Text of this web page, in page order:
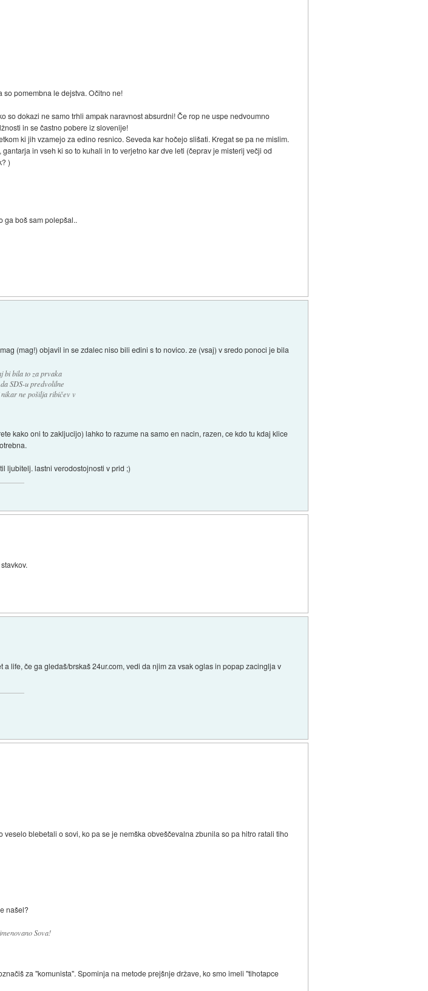
so pomembna le dejstva. Očitno ne!
so dokazi ne samo trhli ampak naravnost absurdni! Če rop ne uspe nedvoumno
in se častno pobere iz slovenije!
ki jih vzamejo za edino resnico. Seveda kar hočejo slišati. Kregat se pa ne mislim.
in vseh ki so to kuhali in to verjetno kar dve leti (čeprav je misterij večji od
)
ga boš sam polepšal..
(mag!) objavil in se zdalec niso bili edini s to novico. ze (vsaj) v sredo ponoci je bila
bi bila to za prvaka
SDS-u predvolilne
ne pošilja ribičev v
kako oni to zakljucijo) lahko to razume na samo en nacin, razen, ce kdo tu kdaj klice
ljubitelj. lastni verodostojnosti v prid ;)
life, če ga gledaš/brskaš 24ur.com, vedi da njim za vsak oglas in popap zacinglja v
blebetali o sovi, ko pa se je nemška obveščevalna zbunila so pa hitro ratali tiho
našel?
Sova!
za "komunista". Spominja na metode prejšnje države, ko smo imeli "tihotapce